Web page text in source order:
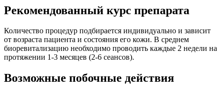
Рекомендованный курс препарата
Количество процедур подбирается индивидуально и зависит
от возраста пациента и состояния его кожи. В среднем
биоревитализацию необходимо проводить каждые 2 недели на
протяжении 1-3 месяцев (2-6 сеансов).
Возможные побочные действия